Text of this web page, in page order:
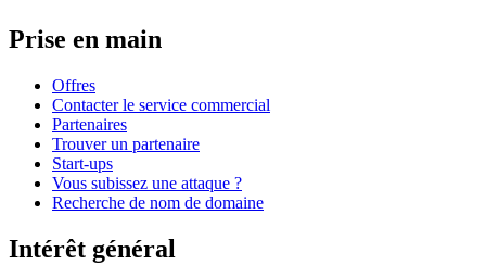
Prise en main
Offres
Contacter le service commercial
Partenaires
Trouver un partenaire
Start-ups
Vous subissez une attaque ?
Recherche de nom de domaine
Intérêt général